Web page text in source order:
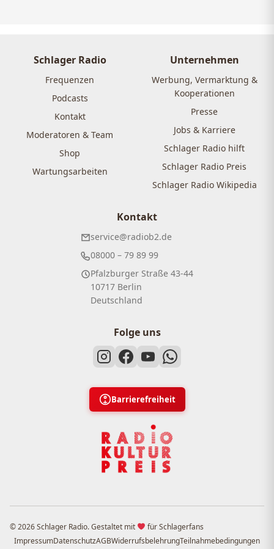
Schlager Radio
Frequenzen
Podcasts
Kontakt
Moderatoren & Team
Shop
Wartungsarbeiten
Unternehmen
Werbung, Vermarktung &
Kooperationen
Presse
Jobs & Karriere
Schlager Radio hilft
Schlager Radio Preis
Schlager Radio Wikipedia
Kontakt
service@radiob2.de
08000 – 79 89 99
Pfalzburger Straße 43-44
10717 Berlin
Deutschland
Folge uns
Barrierefreiheit
© 2026 Schlager Radio. Gestaltet mit
für Schlagerfans
ImpressumDatenschutzAGBWiderrufsbelehrungTeilnahmebedingungen